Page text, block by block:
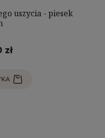
uszycia - piesek
zł